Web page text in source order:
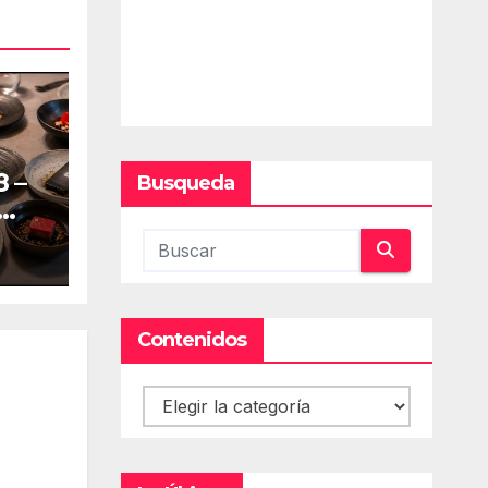
–
Busqueda
Contenidos
Contenidos